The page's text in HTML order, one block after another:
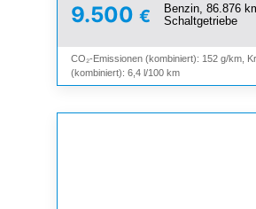
9.500 €
Benzin, 86.876
Schaltgetriebe
CO₂-Emissionen (kombiniert): 152 g/km,
(kombiniert): 6,4 l/100 km